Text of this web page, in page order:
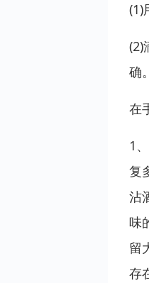
(1)
(2)
确
在
1
复
沾
味
留
存